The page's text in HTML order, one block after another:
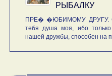
РЫБАЛКУ
ПРЕ� �ЮБИМОМУ ДРУГУ.
тебя душа моя, ибо
нашей дружбы, способен на